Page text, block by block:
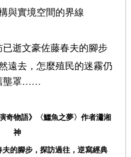
與實境空間的界線
逝文豪佐藤春夫的腳步
遠去，怎麼殖民的迷霧仍
壟罩……
奇物語》〈鱷魚之夢〉作者瀟湘
神
的腳步，探訪過往，逆寫經典